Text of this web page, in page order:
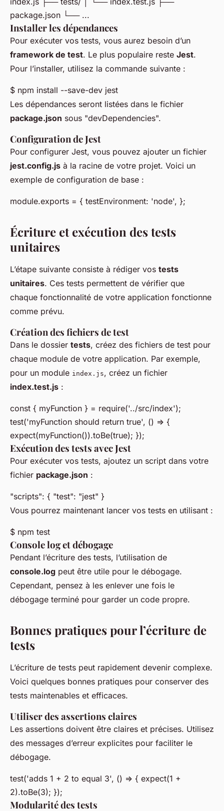
package.json └── ...
Installer les dépendances
Pour exécuter vos tests, vous aurez besoin d’un
framework de test. Le plus populaire reste Jest.
Pour l’installer, utilisez la commande suivante :
$ npm install --save-dev jest
Les dépendances seront listées dans le fichier
package.json sous "devDependencies".
Configuration de Jest
Pour configurer Jest, vous pouvez ajouter un fichier
jest.config.js à la racine de votre projet. Voici un
exemple de configuration de base :
module.exports = { testEnvironment: 'node', };
Écriture et exécution des tests
unitaires
L’étape suivante consiste à rédiger vos tests
unitaires. Ces tests permettent de vérifier que
chaque fonctionnalité de votre application fonctionne
comme prévu.
Création des fichiers de test
Dans le dossier tests, créez des fichiers de test pour
chaque module de votre application. Par exemple,
pour un module index.js, créez un fichier
index.test.js :
const { myFunction } = require('../src/index');
test('myFunction should return true', () => {
expect(myFunction()).toBe(true); });
Exécution des tests avec Jest
Pour exécuter vos tests, ajoutez un script dans votre
fichier package.json :
"scripts": { "test": "jest" }
Vous pourrez maintenant lancer vos tests en utilisant :
$ npm test
Console log et débogage
Pendant l’écriture des tests, l’utilisation de
console.log peut être utile pour le débogage.
Cependant, pensez à les enlever une fois le
débogage terminé pour garder un code propre.
Bonnes pratiques pour l’écriture de
tests
L’écriture de tests peut rapidement devenir complexe.
Voici quelques bonnes pratiques pour conserver des
tests maintenables et efficaces.
Utiliser des assertions claires
Les assertions doivent être claires et précises. Utilisez
des messages d’erreur explicites pour faciliter le
débogage.
test('adds 1 + 2 to equal 3', () => { expect(1 +
2).toBe(3); });
Modularité des tests